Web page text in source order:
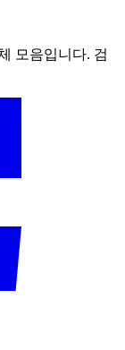
모음입니다. 검